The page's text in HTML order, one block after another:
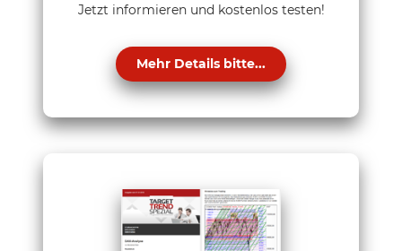
Jetzt informieren und kostenlos testen!
Mehr Details bitte...